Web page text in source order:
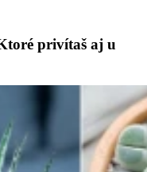
privítaš aj u